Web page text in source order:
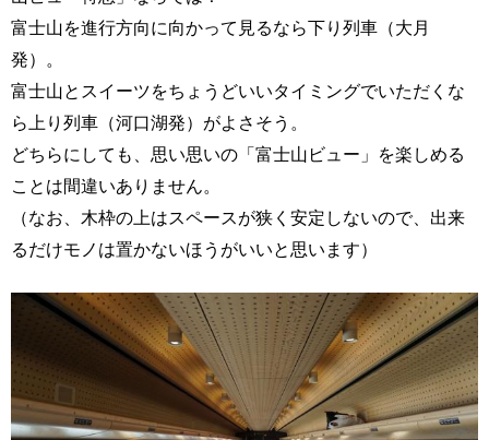
富士山を進行方向に向かって見るなら下り列車（大月
発）。
富士山とスイーツをちょうどいいタイミングでいただくな
ら上り列車（河口湖発）がよさそう。
どちらにしても、思い思いの「富士山ビュー」を楽しめる
ことは間違いありません。
（なお、木枠の上はスペースが狭く安定しないので、出来
るだけモノは置かないほうがいいと思います）